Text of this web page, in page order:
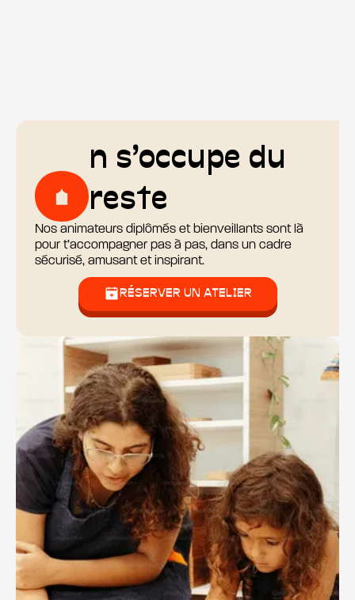
n s’occupe du
reste
Nos animateurs diplômés et bienveillants sont là
pour t’accompagner pas à pas, dans un cadre
sécurisé, amusant et inspirant.
RÉSERVER UN ATELIER